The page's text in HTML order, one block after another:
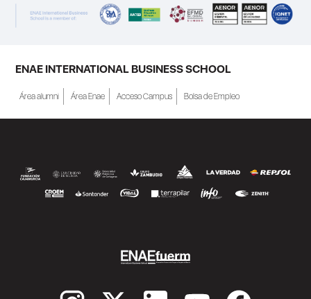
ENAE INTERNATIONAL BUSINESS SCHOOL
Área alumni Área Enae Acceso Campus Bolsa de Empleo